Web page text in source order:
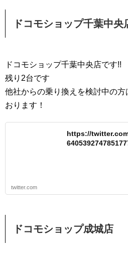
ドコモショップ千葉中央
ドコモショップ千葉中央店です!!
残り2台です
他社からの乗り換えを検討中の
おります！
https://
twitter.com
ドコモショップ成城店